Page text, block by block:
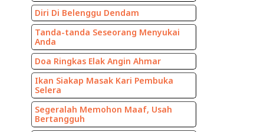
Diri Di Belenggu Dendam
Tanda-tanda Seseorang Menyukai
Anda
Doa Ringkas Elak Angin Ahmar
Ikan Siakap Masak Kari Pembuka
Selera
Segeralah Memohon Maaf, Usah
Bertangguh